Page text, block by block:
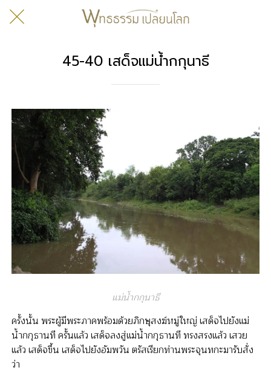
45-40 เสด็จแม่น้ำกกุนาธี
แม่น้ำกกุนาธี
ครั้งนั้น พระผู้มีพระภาคพร้อมด้วยภิกษุสงฆ์หมู่ใหญ่ เสด็จไปยังแม่
น้ำกกุธานที ครั้นแล้ว เสด็จลงสู่แม่น้ำกกุธานที ทรงสรงแล้ว เสวย
แล้ว เสด็จขึ้น เสด็จไปยังอัมพวัน ตรัสเรียกท่านพระจุนทกะมารับสั่ง
ว่า